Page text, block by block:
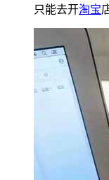
只能去开淘宝